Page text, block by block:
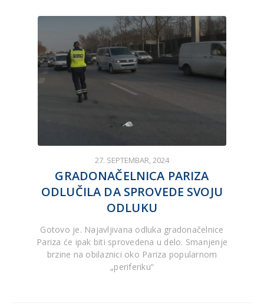
27. SEPTEMBAR, 2024
GRADONAČELNICA PARIZA
ODLUČILA DA SPROVEDE SVOJU
ODLUKU
Gotovo je. Najavljivana odluka gradonačelnice
Pariza će ipak biti sprovedena u delo. Smanjenje
brzine na obilaznici oko Pariza popularnom
„periferiku“